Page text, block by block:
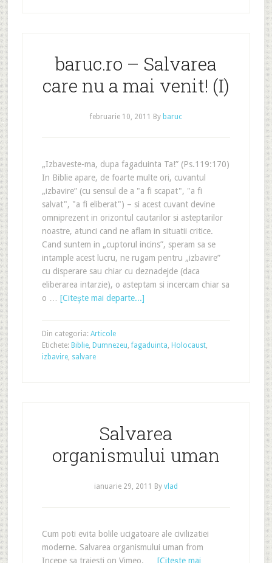
baruc.ro – Salvarea
care nu a mai venit! (I)
februarie 10, 2011 By baruc
„Izbaveste-ma, dupa fagaduinta Ta!” (Ps.119:170)
In Biblie apare, de foarte multe ori, cuvantul
„izbavire” (cu sensul de a "a fi scapat", "a fi
salvat", "a fi eliberat") – si acest cuvant devine
omniprezent in orizontul cautarilor si asteptarilor
noastre, atunci cand ne aflam in situatii critice.
Cand suntem in „cuptorul incins”, speram sa se
intample acest lucru, ne rugam pentru „izbavire”
cu disperare sau chiar cu deznadejde (daca
eliberarea intarzie), o asteptam si incercam chiar sa
o … [Citeşte mai departe...]
Din categoria: Articole
Etichete: Biblie, Dumnezeu,fagaduinta, Holocaust,
izbavire, salvare
Salvarea
organismului uman
ianuarie 29, 2011 By vlad
Cum poti evita bolile ucigatoare ale civilizatiei
moderne. Salvarea organismului uman from
Incepe sa traiesti on Vimeo. … [Citeşte mai